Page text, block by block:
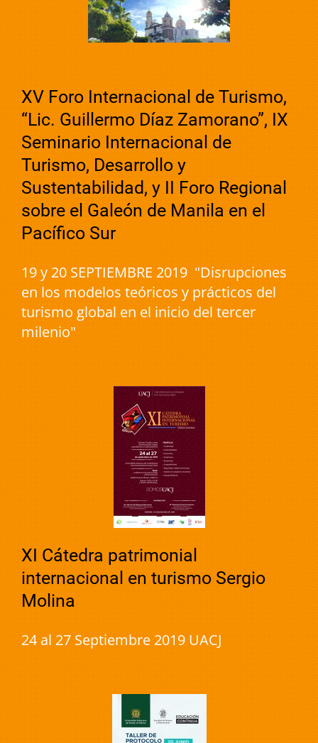
XV Foro Internacional de Turismo,
“Lic. Guillermo Díaz Zamorano”, IX
Seminario Internacional de
Turismo, Desarrollo y
Sustentabilidad, y II Foro Regional
sobre el Galeón de Manila en el
Pacífico Sur
19 y 20 SEPTIEMBRE 2019 "Disrupciones
en los modelos teóricos y prácticos del
turismo global en el inicio del tercer
milenio"
XI Cátedra patrimonial
internacional en turismo Sergio
Molina
24 al 27 Septiembre 2019 UACJ